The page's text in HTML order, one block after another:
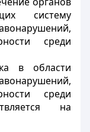
систему
среди
в области
среди
на